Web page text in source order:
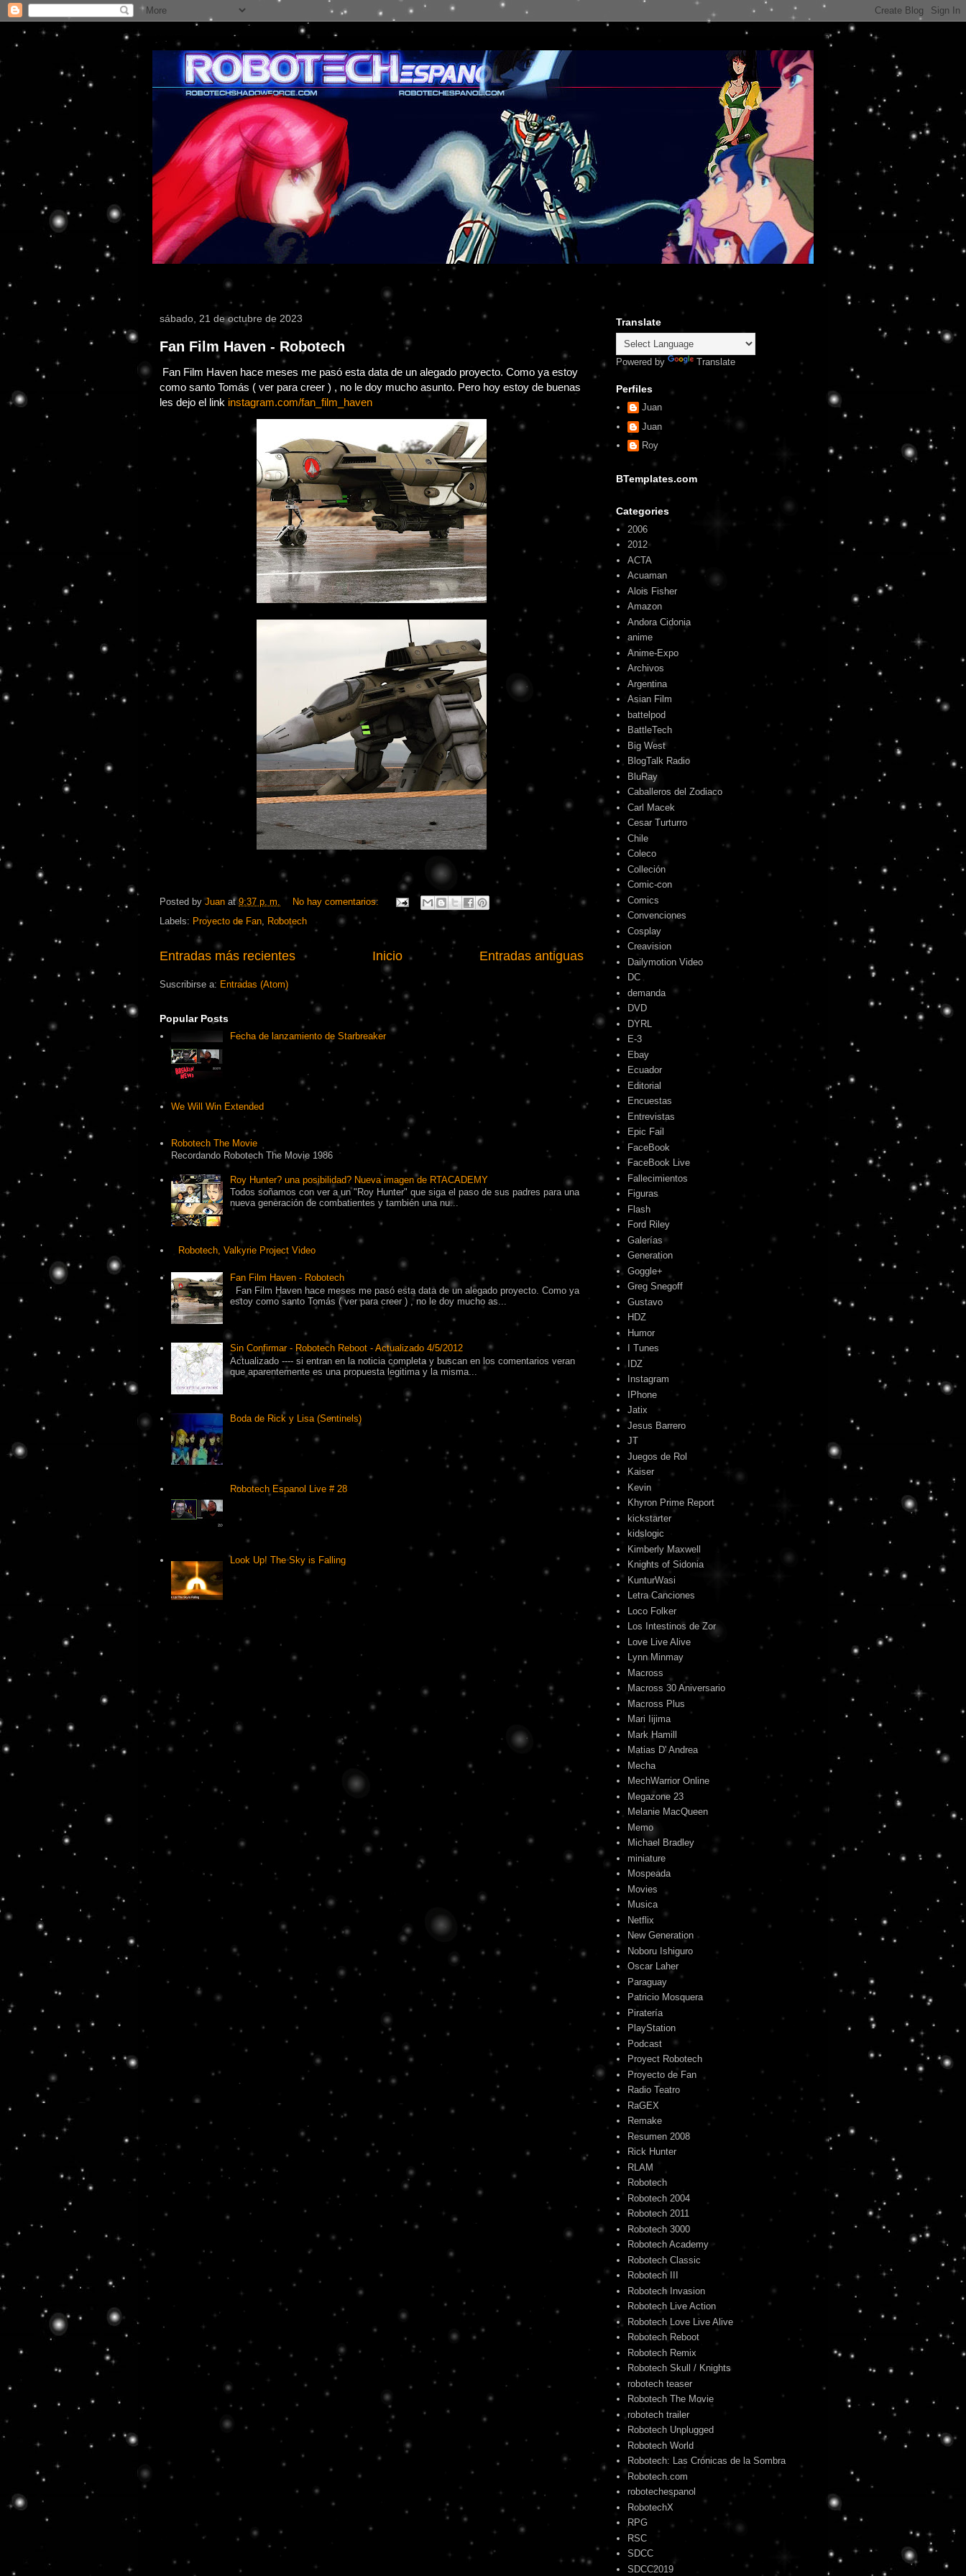
sábado, 21 de octubre de 2023
Fan Film Haven - Robotech
Fan Film Haven hace meses me pasó esta data de un alegado proyecto. Como ya estoy
como santo Tomás ( ver para creer ) , no le doy mucho asunto. Pero hoy estoy de buenas
les dejo el link instagram.com/fan_film_haven
Posted byJuan at9:37 p. m.
No hay comentarios:
Labels: Proyecto de Fan Robotech
Entradas más recientes Entradas antiguas
Inicio
Suscribirse a: Entradas (Atom)
Popular Posts
Fecha de lanzamiento de Starbreaker
We Will Win Extended
Robotech The Movie
Recordando Robotech The Movie 1986
Roy Hunter? una posibilidad? Nueva imagen de RTACADEMY
Todos soñamos con ver a un "Roy Hunter" que siga el paso de sus padres para una
nueva generación de combatientes y también una nu...
Robotech, Valkyrie Project Video
Fan Film Haven - Robotech
Fan Film Haven hace meses me pasó esta data de un alegado proyecto. Como ya
estoy como santo Tomás ( ver para creer ) , no le doy mucho as...
Sin Confirmar - Robotech Reboot - Actualizado 4/5/2012
Actualizado ---- si entran en la noticia completa y buscan en los comentarios veran
que aparentemente es una propuesta legitima y la misma...
Boda de Rick y Lisa (Sentinels)
Robotech Espanol Live # 28
Look Up! The Sky is Falling
Translate
Powered by Translate
Perfiles
Juan
Juan
Roy
BTemplates.com
Categories
2006
2012
ACTA
Acuaman
Alois Fisher
Amazon
Andora Cidonia
anime
Anime-Expo
Archivos
Argentina
Asian Film
battelpod
BattleTech
Big West
BlogTalk Radio
BluRay
Caballeros del Zodiaco
Carl Macek
Cesar Turturro
Chile
Coleco
Colleción
Comic-con
Comics
Convenciones
Cosplay
Creavision
Dailymotion Video
DC
demanda
DVD
DYRL
E-3
Ebay
Ecuador
Editorial
Encuestas
Entrevistas
Epic Fail
FaceBook
FaceBook Live
Fallecimientos
Figuras
Flash
Ford Riley
Galerías
Generation
Goggle+
Greg Snegoff
Gustavo
HDZ
Humor
I Tunes
IDZ
Instagram
IPhone
Jatix
Jesus Barrero
JT
Juegos de Rol
Kaiser
Kevin
Khyron Prime Report
kickstarter
kidslogic
Kimberly Maxwell
Knights of Sidonia
KunturWasi
Letra Canciones
Loco Folker
Los Intestinos de Zor
Love Live Alive
Lynn Minmay
Macross
Macross 30 Aniversario
Macross Plus
Mari Iijima
Mark Hamill
Matias D' Andrea
Mecha
MechWarrior Online
Megazone 23
Melanie MacQueen
Memo
Michael Bradley
miniature
Mospeada
Movies
Musica
Netflix
New Generation
Noboru Ishiguro
Oscar Laher
Paraguay
Patricio Mosquera
Piratería
PlayStation
Podcast
Proyect Robotech
Proyecto de Fan
Radio Teatro
RaGEX
Remake
Resumen 2008
Rick Hunter
RLAM
Robotech
Robotech 2004
Robotech 2011
Robotech 3000
Robotech Academy
Robotech Classic
Robotech III
Robotech Invasion
Robotech Live Action
Robotech Love Live Alive
Robotech Reboot
Robotech Remix
Robotech Skull / Knights
robotech teaser
Robotech The Movie
robotech trailer
Robotech Unplugged
Robotech World
Robotech: Las Crónicas de la Sombra
Robotech.com
robotechespanol
RobotechX
RPG
RSC
SDCC
SDCC2019